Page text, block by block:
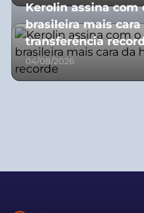
Kerolin assina com
brasileira mais
transferência
04/08/2026